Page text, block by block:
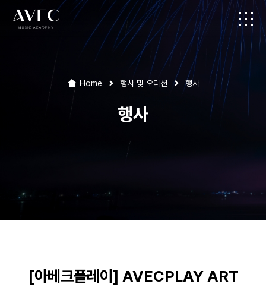
Home 행사 및 오디션 행사
행사
[아베크플레이] AVECPLAY ART